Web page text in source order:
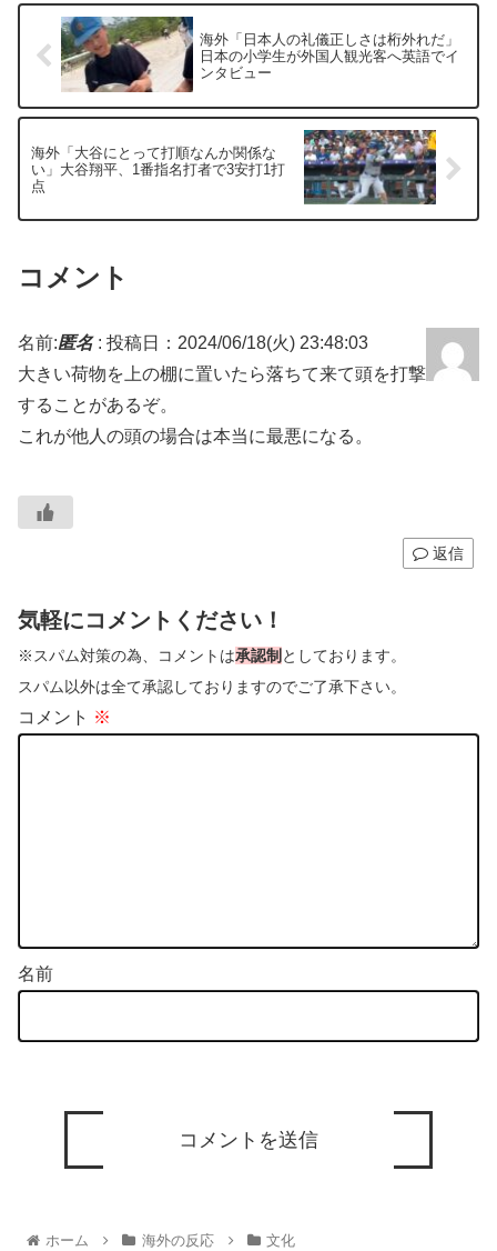
海外「日本人の礼儀正しさは桁外れだ」
日本の小学生が外国人観光客へ英語でイ
ンタビュー
海外「大谷にとって打順なんか関係な
い」大谷翔平、1番指名打者で3安打1打
点
コメント
名前:匿名: 投稿日：2024/06/18(火) 23:48:03
大きい荷物を上の棚に置いたら落ちて来て頭を打撃
することがあるぞ。
これが他人の頭の場合は本当に最悪になる。
返信
気軽にコメントください！
※スパム対策の為、コメントは承認制 としております。
スパム以外は全て承認しておりますのでご了承下さい。
コメント ※
名前
ホーム 海外の反応 文化